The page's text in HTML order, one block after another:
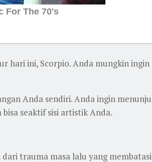
ini, Scorpio. Anda mungkin
Anda sendiri. Anda ingin
seaktif sisi artistik Anda.
trauma masa lalu yang